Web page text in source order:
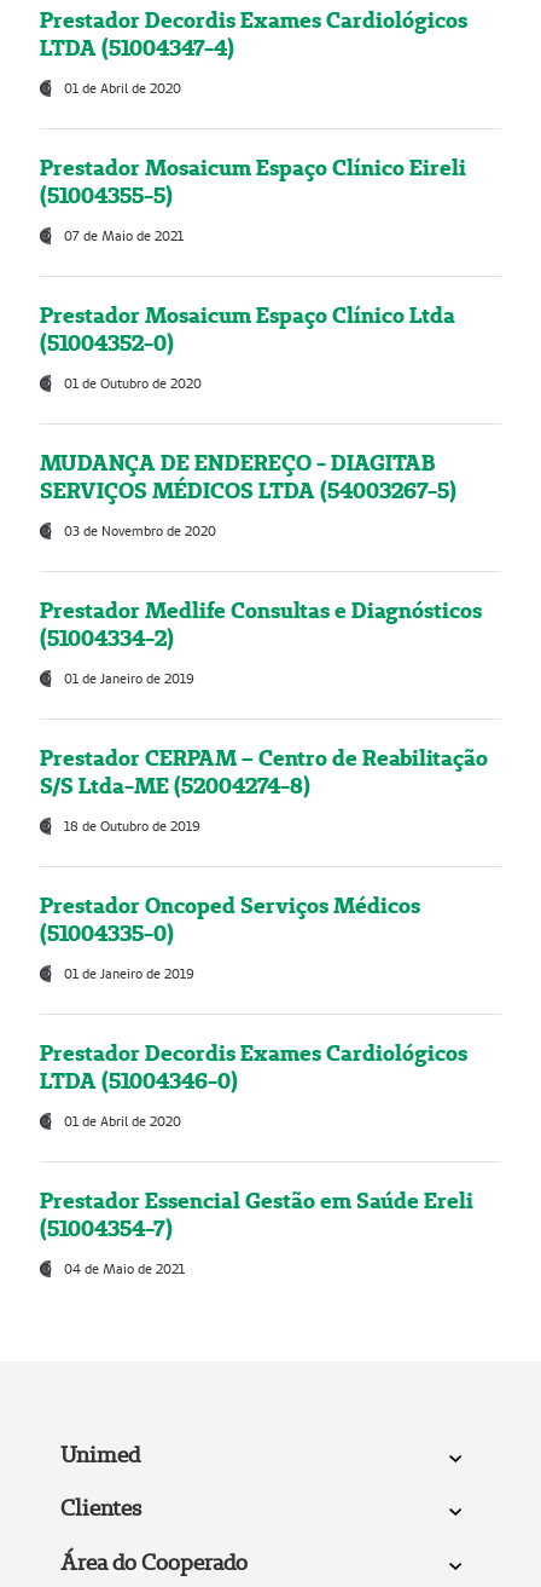
Prestador Decordis Exames Cardiológicos
LTDA (51004347-4)
01 de Abril de 2020
Prestador Mosaicum Espaço Clínico Eireli
(51004355-5)
07 de Maio de 2021
Prestador Mosaicum Espaço Clínico Ltda
(51004352-0)
01 de Outubro de 2020
MUDANÇA DE ENDEREÇO - DIAGITAB
SERVIÇOS MÉDICOS LTDA (54003267-5)
03 de Novembro de 2020
Prestador Medlife Consultas e Diagnósticos
(51004334-2)
01 de Janeiro de 2019
Prestador CERPAM – Centro de Reabilitação
S/S Ltda-ME (52004274-8)
18 de Outubro de 2019
Prestador Oncoped Serviços Médicos
(51004335-0)
01 de Janeiro de 2019
Prestador Decordis Exames Cardiológicos
LTDA (51004346-0)
01 de Abril de 2020
Prestador Essencial Gestão em Saúde Ereli
(51004354-7)
04 de Maio de 2021
Unimed
Clientes
Área do Cooperado